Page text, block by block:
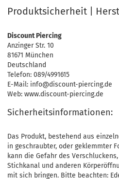
Produktsicherheit |
Discount Piercing
Anzinger Str. 10
81671 München
Deutschland
Telefon: 089/4991615
E-Mail: info@discount-piercing.de
Web: www.discount-piercing.de
Sicherheitsinformationen:
Das Produkt, bestehend aus
in geschraubter, oder
kann die Gefahr des
Stichkanal und anderen
mit sich bringen. Bitte beachten: